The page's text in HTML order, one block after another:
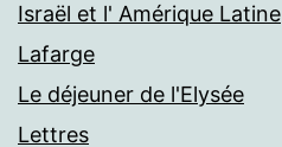
Israël et l' Amérique Latine
Lafarge
Le déjeuner de l'Elysée
Lettres